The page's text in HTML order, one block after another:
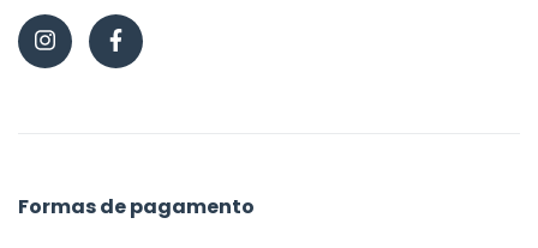
Formas de pagamento